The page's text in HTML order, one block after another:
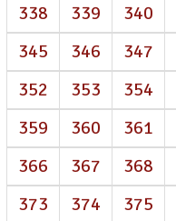
338
339 340
345
346 347
352
353 354
359
360 361
366
367 368
373
374 375